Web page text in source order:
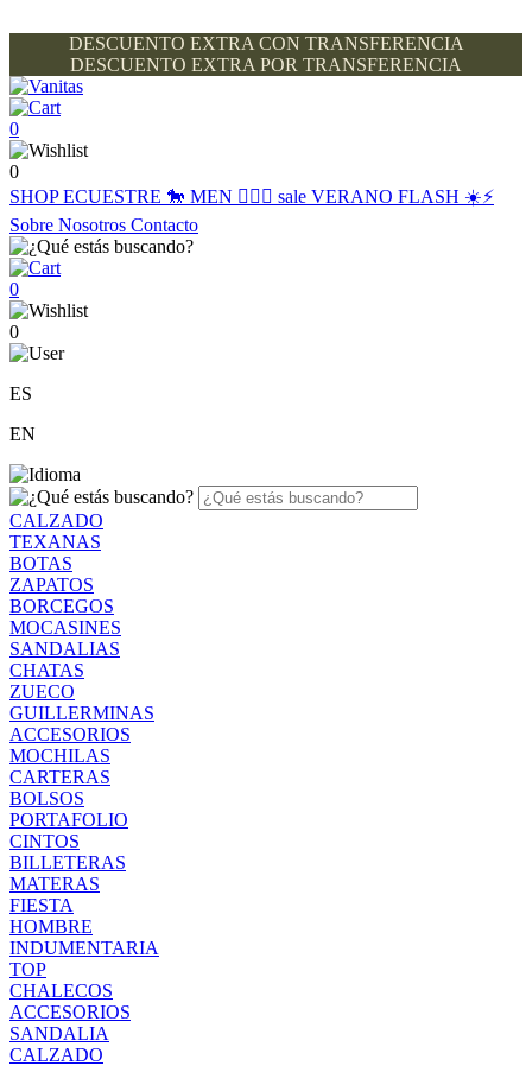
DESCUENTO EXTRA CON TRANSFERENCIA
DESCUENTO EXTRA POR TRANSFERENCIA
0
0
SHOPECUESTRE 🐎 MEN 🙋🏽‍♂️ sale VERANO FLASH ☀️⚡️
Sobre Nosotros Contacto
0
0
ES
EN
CALZADO
TEXANAS
BOTAS
ZAPATOS
BORCEGOS
MOCASINES
SANDALIAS
CHATAS
ZUECO
GUILLERMINAS
ACCESORIOS
MOCHILAS
CARTERAS
BOLSOS
PORTAFOLIO
CINTOS
BILLETERAS
MATERAS
FIESTA
HOMBRE
INDUMENTARIA
TOP
CHALECOS
ACCESORIOS
SANDALIA
CALZADO